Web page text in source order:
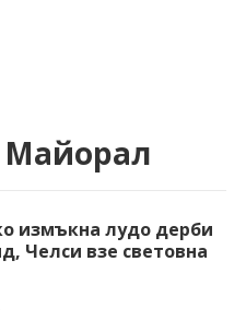
Майорал
измъкна лудо дерби
Челси взе световна